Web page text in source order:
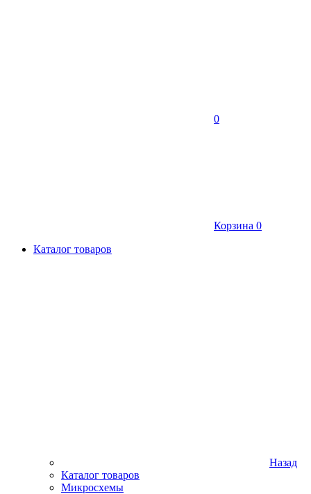
0
Корзина 0
Каталог товаров
Назад
Каталог товаров
Микросхемы